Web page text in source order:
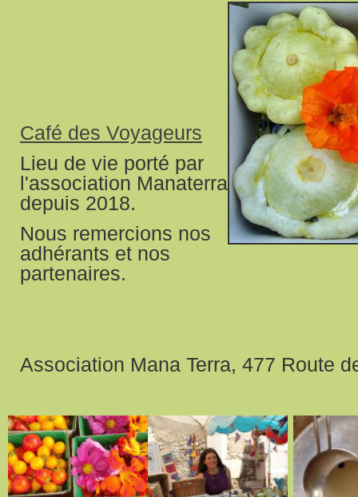
Café des Voyageurs
Lieu de vie porté par
l'association Manaterra
depuis 2018.
Nous remercions nos
adhérants et nos
partenaires.
Association Mana Terra, 477 Route